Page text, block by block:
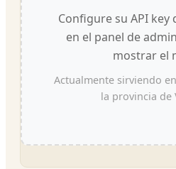
Configure su API key
en el panel de
mostrar el
Actualmente sirviendo
la provincia de